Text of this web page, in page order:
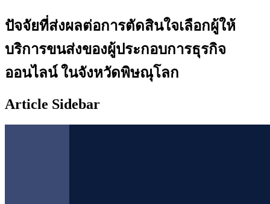
ปัจจัยที่ส่งผลต่อการตัดสินใจเลือกผู้ให้
บริการขนส่งของผู้ประกอบการธุรกิจ
ออนไลน์ ในจังหวัดพิษณุโลก
Article Sidebar